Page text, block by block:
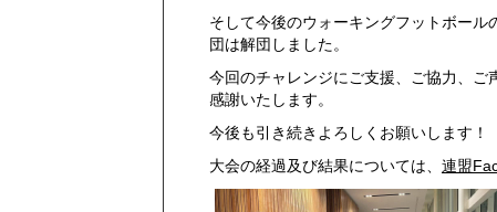
そして今後のウォーキングフットボー
団は解団しました。
今回のチャレンジにご支援、ご協力、ご
感謝いたします。
今後も引き続きよろしくお願いします！
大会の経過及び結果については、連盟